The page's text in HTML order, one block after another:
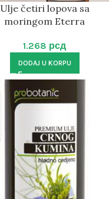
Ulje četiri lopova sa
moringom Eterra
1.268 рсд
DODAJ U KORPU